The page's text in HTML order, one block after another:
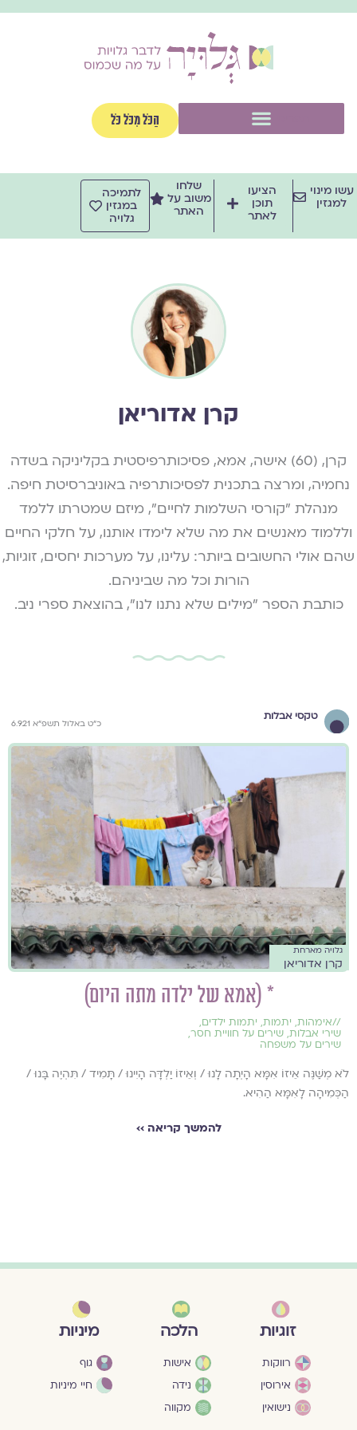
לתוכן
הַכֹּל מִכֹּל כֹּל
עשו מינוי
למגזין
הציעו
תוכן
לאתר
שלחו
משוב על
האתר
לתמיכה
במגזין
גלויה
קרן אדוריאן
קרן, (60) אישה, אמא, פסיכותרפיסטית בקליניקה בשדה
נחמיה, ומרצה בתכנית לפסיכותרפיה באוניברסיטת חיפה.
מנהלת "קורסי השלמות לחיים", מיזם שמטרתו ללמד
וללמוד מאנשים את מה שלא לימדו אותנו, על חלקי החיים
שהם אולי החשובים ביותר: עלינו, על מערכות יחסים, זוגיות,
הורות וכל מה שביניהם.
כותבת הספר "מילים שלא נתנו לנו", בהוצאת ספרי ניב.
טקסי אבלות
כ״ט באלול תשפ״א 6.9.21
גלויה מארחת
קרן אדוריאן
* (אמא של ילדה מתה היום)
//אימהות, יתמות, יתמות ילדים,
שירי אבלות, שירים על חוויית חסר,
שירים על משפחה
לֹא מְשַׁנֶּה אֵיזוֹ אִמָּא הָיְתָה לָנוּ / וְאֵיזוֹ יַלְדָּה הָיִינוּ / תָּמִיד / תִּהְיֶה בָּנוּ /
הַכְּמִיהָה לָאִמָּא הַהִיא.
להמשך קריאה ››
זוגיות
רווקות
אירוסין
נישואין
הלכה
אישות
נידה
מקווה
מיניות
גוף
חיי מיניות